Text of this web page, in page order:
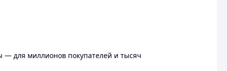
— для миллионов покупателей и тысяч